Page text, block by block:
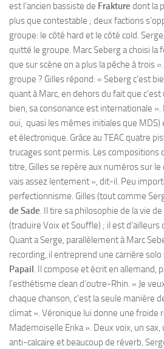
est l’ancien bassiste de Frakture dont la
plus que contestable ; deux factions
groupe: le côté hard et le côté cold.
quitté le groupe. Marc Seberg a choisi la
que sur scène on a plus la pêche à trois
groupe ? Gilles répond: « Seberg c’est
quant à Marc, en dehors du fait que
bien, sa consonance est internationale
oui, quasi les mêmes initiales que MDS)
et électronique. Grâce au TEAC quatre
trucages sont permis. Les compositions
titre, Gilles se repère aux numéros sur le
vais assez lentement », dit-il. Peu
perfectionnisme. Gilles (tout comme
de Sade. Il tire sa philosophie de la vie
(traduire Voix et Souffle) ; il est d’ailleurs
Quant a Serge, parallèlement à Marc
recording, il entreprend une carrière solo
Papail. Il compose et écrit en allemand,
l’esthétisme clean d’outre-Rhin. « Je
chaque chanson, c’est la seule manière
climat ». Véronique lui donne une froide
Mademoiselle Erika ». Deux voix, un sax,
anti-calcaire et beaucoup de réverb,